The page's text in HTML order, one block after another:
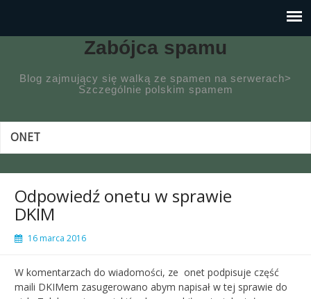
Zabójca spamu
Blog zajmujący się walką ze spamen na serwerach>
Szczególnie polskim spamem
ONET
Odpowiedź onetu w sprawie
DKIM
16 marca 2016
W komentarzach do wiadomości, ze onet podpisuje część
maili DKIMem zasugerowano abym napisał w tej sprawie do